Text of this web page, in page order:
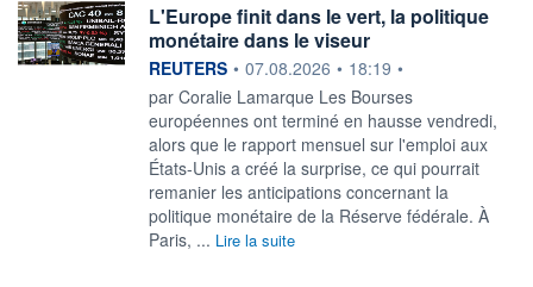
L'Europe finit dans le vert, la politique
monétaire dans le viseur
information fournie par
REUTERS • 07.08.2026 • 18:19 •
par Coralie Lamarque Les Bourses
européennes ont terminé en hausse vendredi,
alors que le rapport mensuel sur l'emploi ‌aux
États-Unis a créé la surprise, ce qui pourrait
remanier les anticipations concernant la
politique monétaire de la Réserve fédérale. À
Paris, ... Lire la suite